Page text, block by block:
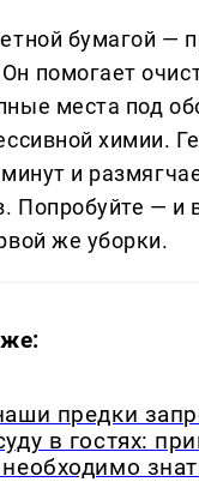
бумагой —
помогает
места под
химии.
и
Попробуйте — и
же уборки.
предки
в гостях: